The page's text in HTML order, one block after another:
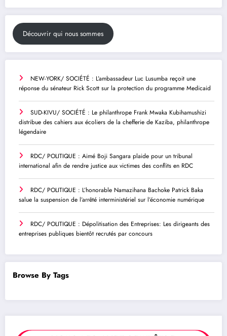
Découvrir qui nous sommes
NEW-YORK/ SOCIÉTÉ : L’ambassadeur Luc Lusumba reçoit une
réponse du sénateur Rick Scott sur la protection du programme Medicaid
SUD-KIVU/ SOCIÉTÉ : Le philanthrope Frank Mwaka Kubihamushizi
distribue des cahiers aux écoliers de la chefferie de Kaziba, philanthrope
légendaire
RDC/ POLITIQUE : Aimé Boji Sangara plaide pour un tribunal
international afin de rendre justice aux victimes des conflits en RDC
RDC/ POLITIQUE : L’honorable Namazihana Bachoke Patrick Baka
salue la suspension de l’arrêté interministériel sur l’économie numérique
RDC/ POLITIQUE : Dépolitisation des Entreprises: Les dirigeants des
entreprises publiques bientôt recrutés par concours
Browse By Tags